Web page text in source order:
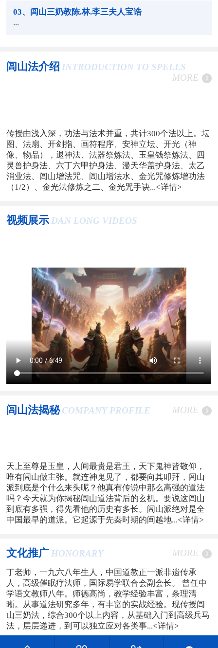
03、闾山三奶教陈.林.李三夫人宝诰
...
闾山法介绍 INTRODUCTION TO SPELLS
MORE
传授由浅入深，功法与法术并重，共计300个法以上。坛
图、法扇、开剑指、画符程序、安神立坛、开光（神
像、物品），退神法、法器祭炼法、玉皇钱祭炼法、四
灵兽护身法、六丁六甲护身法、漫天华盖护身法、太乙
消业法、闾山增法咒、闾山增法水、金光咒修炼增功法
（1/2）、金光法修炼之二、金光咒手诀...<详情>
视频展示 DAN LONG VIDEOS
闾山法揭秘 COMPANY PROFILE MORE
天上至尊是玉皇，人间最贵是君王，天下鬼神皆敬仰，
唯有闾山做主张。就连神鬼见了，都要向其叩拜，闾山
派到底是个什么来头呢？他真有传说中那么高强的道法
吗？今天就为你揭秘闾山道法背后的玄机。要说这闾山
到底有多强，得先看他的历史有多长。闾山派绝对是全
中国最早的道派。它起源于先秦时期的闽越地...<详情>
文化推广 HONORARY MORE
丁老师，一九六八年生人，中国道教正一派非遗传承
人，高级催眠疗法师，国际易学联合会副会长。 曾任中
学语文教师八年。师德高尚，教学经验丰富，条理清
晰。从事道法研究多年，有丰富的实战经验。现传授闾
山三奶法，综合300个以上内容，从基础入门到高级兵马
法，层层递进，到可以独立应对各类事...<详情>